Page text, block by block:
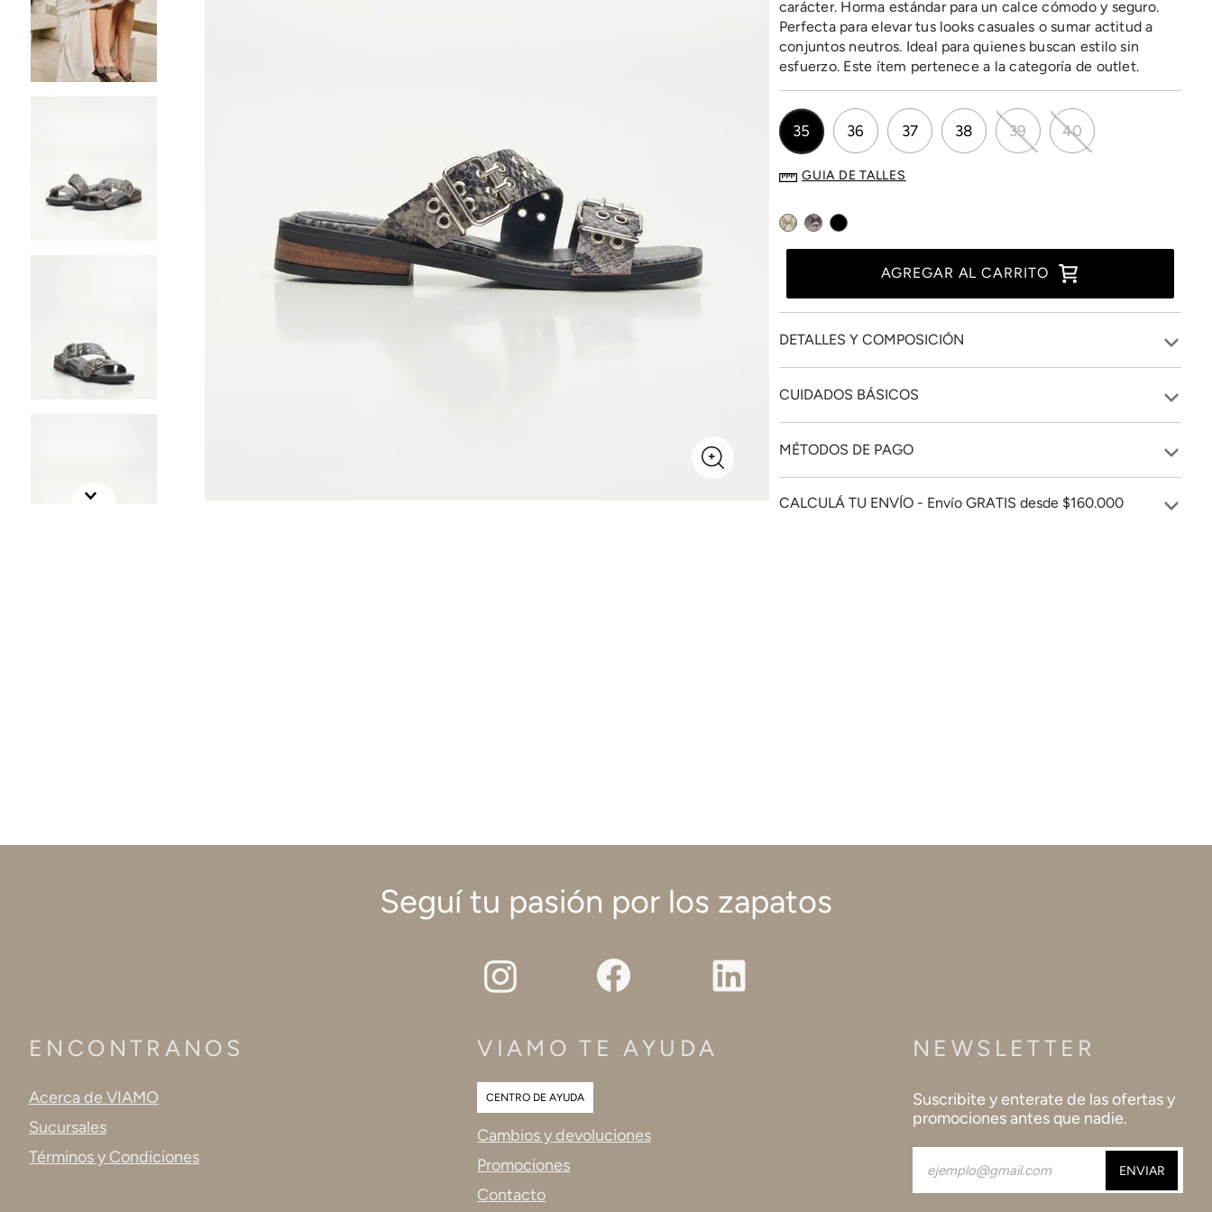
carácter. Horma estándar para un calce cómodo y seguro.
Perfecta para elevar tus looks casuales o sumar actitud a
conjuntos neutros. Ideal para quienes buscan estilo sin
esfuerzo. Este ítem pertenece a la categoría de outlet.
35 36 37 38 39 40
GUIA DE TALLES
AGREGAR AL CARRITO
DETALLES Y COMPOSICIÓN
CUIDADOS BÁSICOS
MÉTODOS DE PAGO
CALCULÁ TU ENVÍO - Envío GRATIS desde $160.000
Seguí tu pasión por los zapatos
ENCONTRANOS
Acerca de VIAMO
Sucursales
Términos y Condiciones
VIAMO TE AYUDA
CENTRO DE AYUDA
Cambios y devoluciones
Promociones
Contacto
NEWSLETTER
Suscribite y enterate de las ofertas y
promociones antes que nadie.